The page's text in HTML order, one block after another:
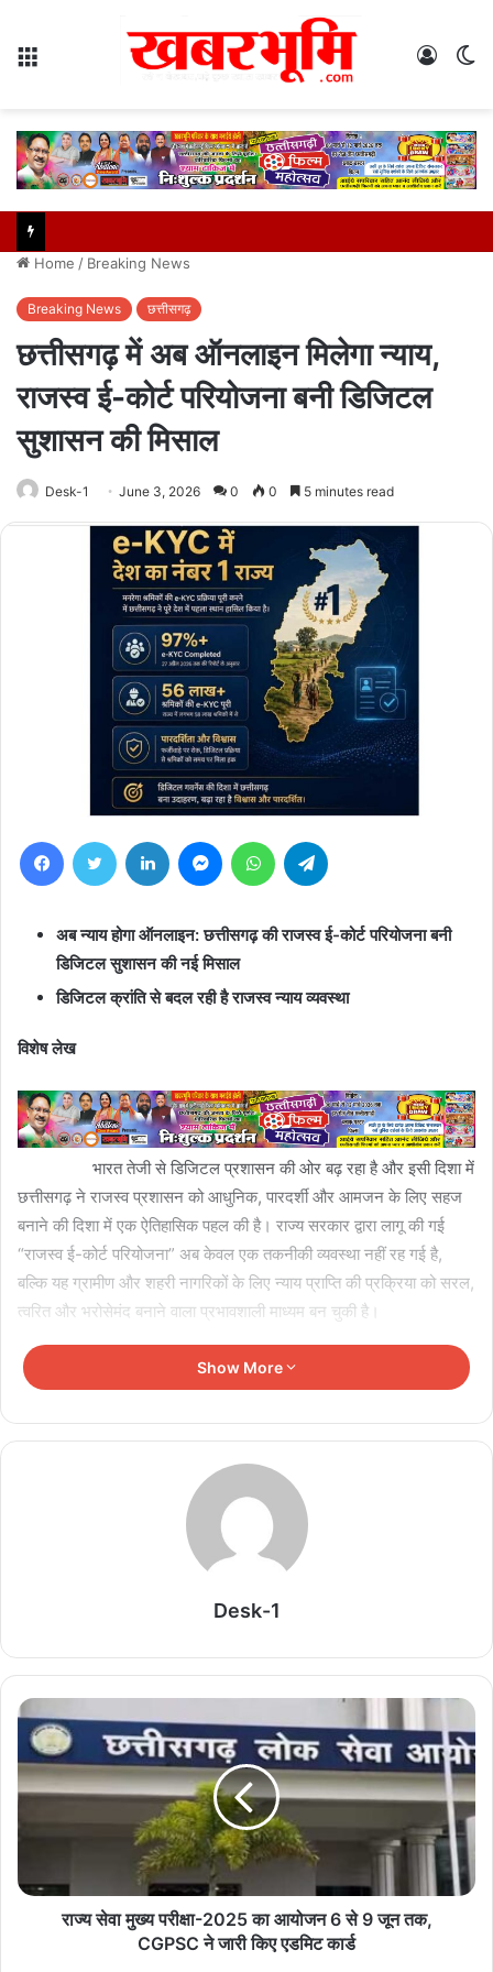
Log
Home / Breaking News
Breaking News छत्तीसगढ़
छत्तीसगढ़ में अब ऑनलाइन मिलेगा न्याय,
राजस्व ई-कोर्ट परियोजना बनी डिजिटल
सुशासन की मिसाल
Desk-1 June 3, 2026 0 0 5 minutes read
FacebookTwitter LinkedIn MessengerWhatsApp
अब न्याय होगा ऑनलाइन: छत्तीसगढ़ की राजस्व ई-कोर्ट परियोजना बनी
डिजिटल सुशासन की नई मिसाल
डिजिटल क्रांति से बदल रही है राजस्व न्याय व्यवस्था
विशेष लेख
भारत तेजी से डिजिटल प्रशासन की ओर बढ़ रहा है और इसी दिशा में
छत्तीसगढ़ ने राजस्व प्रशासन को आधुनिक, पारदर्शी और आमजन के लिए सहज
बनाने की दिशा में एक ऐतिहासिक पहल की है। राज्य सरकार द्वारा लागू की गई
“राजस्व ई-कोर्ट परियोजना” अब केवल एक तकनीकी व्यवस्था नहीं रह गई है,
बल्कि यह ग्रामीण और शहरी नागरिकों के लिए न्याय प्राप्ति की प्रक्रिया को सरल,
त्वरित और भरोसेमंद बनाने वाला प्रभावशाली माध्यम बन चुकी है।
वर्षों तक राजस्व मामलों में आम लोगों को तहसील, एसडीएम कार्यालय और
कलेक्टर कार्यालयों के चक्कर लगाने पड़ते थे। नामांतरण, बंटवारा, सीमांकन, फौती
प्रकरण, खाता सुधार या भूमि विवाद जैसे मामलों में पेशी की तारीख जानने, आदेश
खपत होती थी। कई बार बिचौलियों और भ्रष्टाचार का सामना भी करना पड़ता था।
लेकिन अब वही पूरी प्रक्रिया डिजिटल प्लेटफॉर्म पर आ चुकी है।
जमानत खारिज, कहा- ‘यह हत्या से भी गंभीर अपराध’
बीमारी रोकने की ताक़त आपके पास, संदिग्ध मामलों की सूचना
सीधे सरकार तक पहुंचाएं
August 6, 2026
टीबी के खिलाफ लड़ाई में आगे आएं, बनें किसी मरीज की उम्मीद
August 6, 2026
छत्तीसगढ़ में विकास कार्यों की होगी समीक्षा, CM साय करेंगे
Show More
Desk-1
राज्य सेवा मुख्य परीक्षा-2025 का आयोजन 6 से 9 जून तक,
CGPSC ने जारी किए एडमिट कार्ड